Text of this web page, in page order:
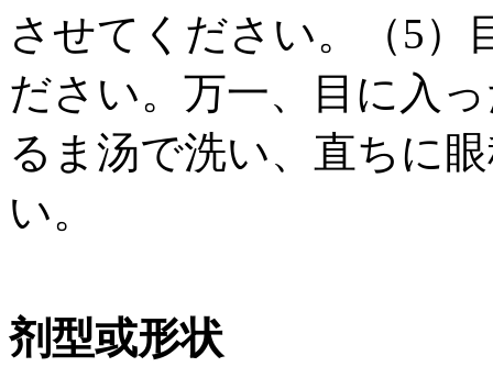
させてください。（5）
ださい。万一、目に入
るま汤で洗い、直ちに
い。
剂型或形状